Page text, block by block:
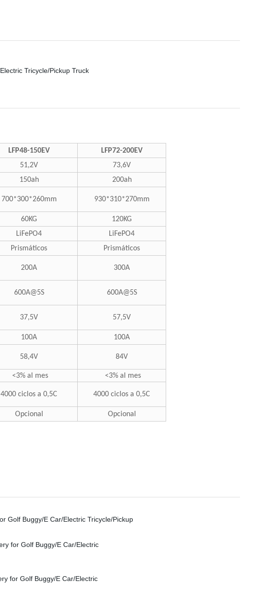
LFP48-150EV
LFP72-200EV
51,2V
73,6V
150ah
200ah
700*300*260mm 930*310*270mm
60KG
120KG
LiFePO4
LiFePO4
Prismáticos
Prismáticos
200A 300A
600A@5S 600A@5S
37,5V 57,5V
100A
100A
58,4V 84V
<3% al mes
<3% al mes
4000 ciclos a 0,5C 4000 ciclos a 0,5C
Opcional Opcional